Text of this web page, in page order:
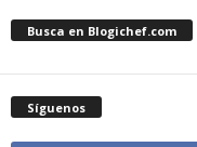
Busca en Blogichef.com
Síguenos